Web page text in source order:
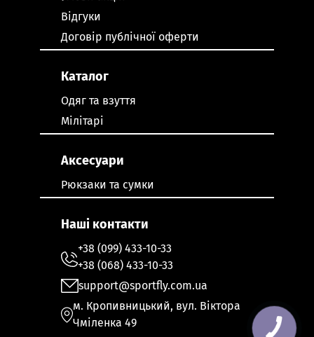
Відгуки
Договір публічної оферти
Каталог
Одяг та взуття
Мілітарі
Аксесуари
Рюкзаки та сумки
Наші контакти
+38 (099) 433-10-33
+38 (068) 433-10-33
support@sportfly.com.ua
м. Кропивницький, вул. Віктора
Чміленка 49